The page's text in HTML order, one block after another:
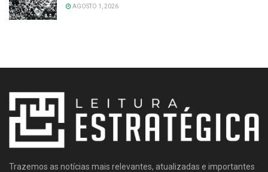
AGOSTO 1, 2026
Trazemos as notícias mais relevantes, atualizadas e importantes